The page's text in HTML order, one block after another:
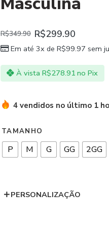
R$349.90 R$299.90
Em até 3x de R$99.97 sem
À vista R$278.91 no Pix
4 vendidos no último 1
TAMANHO
P M G GG 2GG
PERSONALIZAÇÃO